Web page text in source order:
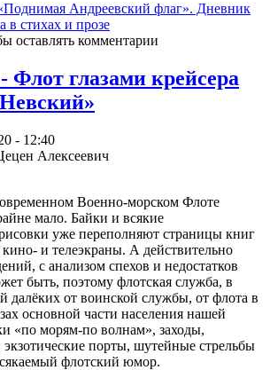
Андреевский флаг». Дневник
в стихах и прозе
оставлять комментарии
Флот глазами крейсера
- 12:40
Алексеевич
Военно-морском Флоте
мало. Байки и всякие
уже переполняют страницы книг
и телеэкраны. А действительно
с анализом спехов и недостатков
быть, поэтому флотская служба, в
далёких от воинской службы, от флота в
основной части населения нашей
«по морям-по волнам», заходы,
экзотические порты, шутейные стрельбы
флотский юмор.